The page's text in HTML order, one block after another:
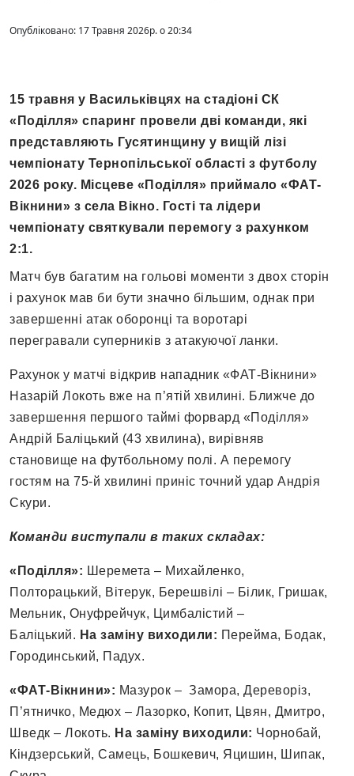
Опубліковано: 17 Травня 2026р. о 20:34
15 травня у Васильківцях на стадіоні СК
«Поділля» спаринг провели дві команди, які
представляють Гусятинщину у вищій лізі
чемпіонату Тернопільської області з футболу
2026 року. Місцеве «Поділля» приймало «ФАТ-
Вікнини» з села Вікно. Гості та лідери
чемпіонату святкували перемогу з рахунком
2:1.
Матч був багатим на гольові моменти з двох сторін
і рахунок мав би бути значно більшим, однак при
завершенні атак оборонці та воротарі
перегравали суперників з атакуючої ланки.
Рахунок у матчі відкрив нападник «ФАТ-Вікнини»
Назарій Локоть вже на п’ятій хвилині. Ближче до
завершення першого таймі форвард «Поділля»
Андрій Баліцький (43 хвилина), вирівняв
становище на футбольному полі. А перемогу
гостям на 75-й хвилині приніс точний удар Андрія
Скури.
Команди виступали в таких складах:
«Поділля»: Шеремета – Михайленко,
Полторацький, Вітерук, Берешвілі – Білик, Гришак,
Мельник, Онуфрейчук, Цимбалістий –
Баліцький. На заміну виходили: Перейма, Бодак,
Городинський, Падух.
«ФАТ-Вікнини»: Мазурок – Замора, Дереворіз,
П’ятничко, Медюх – Лазорко, Копит, Цвян, Дмитро,
Шведк – Локоть. На заміну виходили: Чорнобай,
Кіндзерський, Самець, Бошкевич, Яцишин, Шипак,